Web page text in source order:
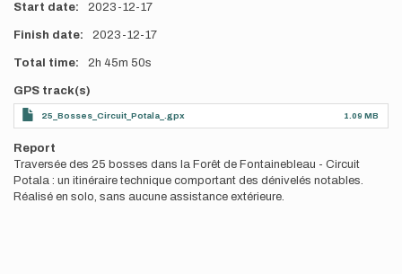
Start date 2023-12-17
Finish date 2023-12-17
Total time 2h 45m 50s
GPS track(s)
25_Bosses_Circuit_Potala_.gpx 1.09 MB
Report
Traversée des 25 bosses dans la Forêt de Fontainebleau - Circuit
Potala : un itinéraire technique comportant des dénivelés notables.
Réalisé en solo, sans aucune assistance extérieure.